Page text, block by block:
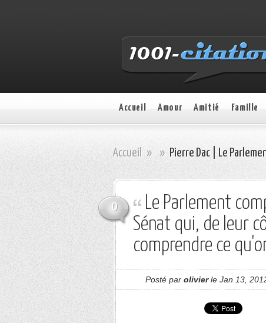
Accueil Amour Amitié Famille
Accueil » » Pierre Dac | Le
0
Le Parlement
Sénat qui, de leur
comprendre ce
Posté par olivierle Jan 13,